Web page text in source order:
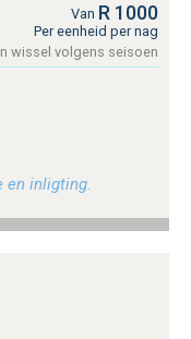
Van R 1000
Per eenheid per nag
wissel volgens seisoen
en inligting.